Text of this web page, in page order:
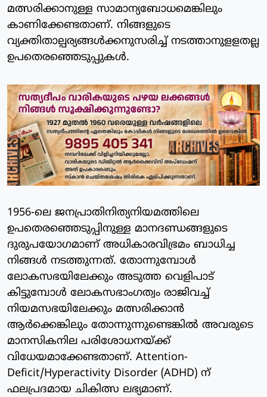
മത്സരിക്കാനുള്ള സാമാന്യബോധമെങ്കിലും
കാണിക്കേണ്ടതാണ്. നിങ്ങളുടെ
വ്യക്തിതാല്പര്യങ്ങള്‍ക്കനുസരിച്ച് നടത്താനുളളതല്ല
ഉപതെരഞ്ഞെടുപ്പുകള്‍.
1956-ലെ ജനപ്രാതിനിത്യനിയമത്തിലെ
ഉപതെരഞ്ഞെടുപ്പിനുള്ള മാനദണ്ഡങ്ങളുടെ
ദുരുപയോഗമാണ് അധികാരവിഭ്രമം ബാധിച്ച
നിങ്ങള്‍ നടത്തുന്നത്. തോന്നുമ്പോള്‍
ലോകസഭയിലേക്കും അടുത്ത വെളിപാട്
കിട്ടുമ്പോള്‍ ലോകസഭാംഗത്വം രാജിവച്ച്
നിയമസഭയിലേക്കും മത്സരിക്കാന്‍
ആര്‍ക്കെങ്കിലും തോന്നുന്നുണ്ടെങ്കില്‍ അവരുടെ
മാനസികനില പരിശോധനയ്ക്ക്
വിധേയമാക്കേണ്ടതാണ്. Attention-
Deficit/Hyperactivity Disorder (ADHD) ന്
ഫലപ്രദമായ ചികിത്സ ലഭ്യമാണ്.